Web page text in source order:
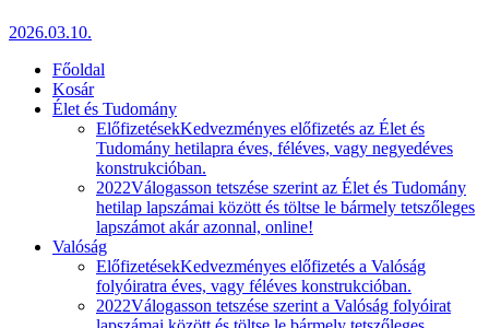
2026.03.10.
Főoldal
Kosár
Élet és Tudomány
ElőfizetésekKedvezményes előfizetés az Élet és
Tudomány hetilapra éves, féléves, vagy negyedéves
konstrukcióban.
2022Válogasson tetszése szerint az Élet és Tudomány
hetilap lapszámai között és töltse le bármely tetszőleges
lapszámot akár azonnal, online!
Valóság
ElőfizetésekKedvezményes előfizetés a Valóság
folyóiratra éves, vagy féléves konstrukcióban.
2022Válogasson tetszése szerint a Valóság folyóirat